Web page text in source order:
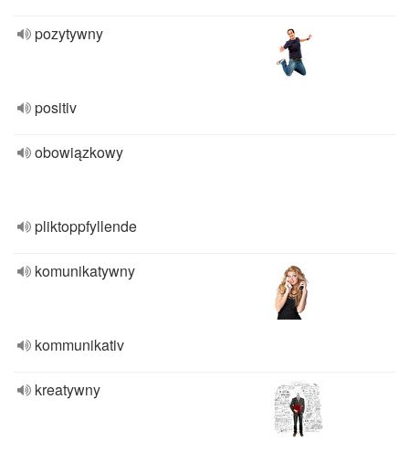
pozytywny
positiv
obowiązkowy
pliktoppfyllende
komunikatywny
kommunikativ
kreatywny